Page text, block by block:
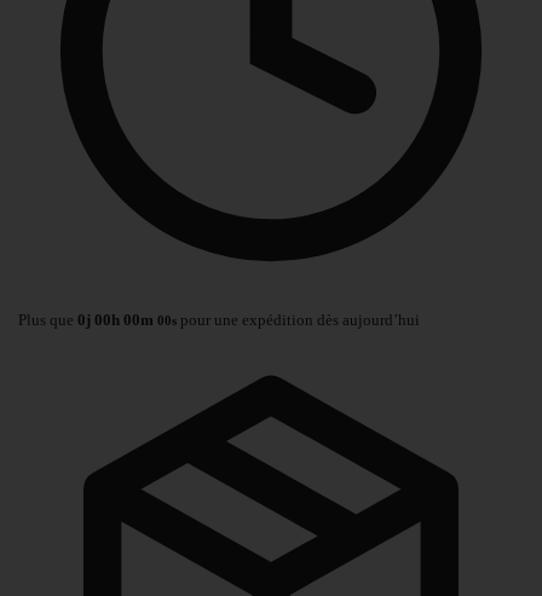
Plus que 0j 00h 00m 00s pour une expédition dès aujourd’hui